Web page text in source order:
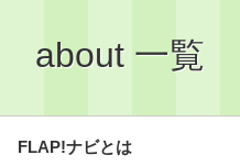
about 一覧
FLAP!ナビとは